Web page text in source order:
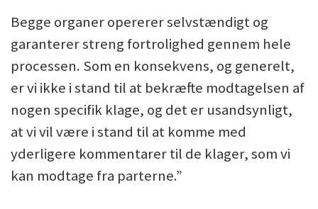
Begge organer opererer selvstændigt og
garanterer streng fortrolighed gennem hele
processen. Som en konsekvens, og generelt,
er vi ikke i stand til at bekræfte modtagelsen af
nogen specifik klage, og det er usandsynligt,
at vi vil være i stand til at komme med
yderligere kommentarer til de klager, som vi
kan modtage fra parterne.”